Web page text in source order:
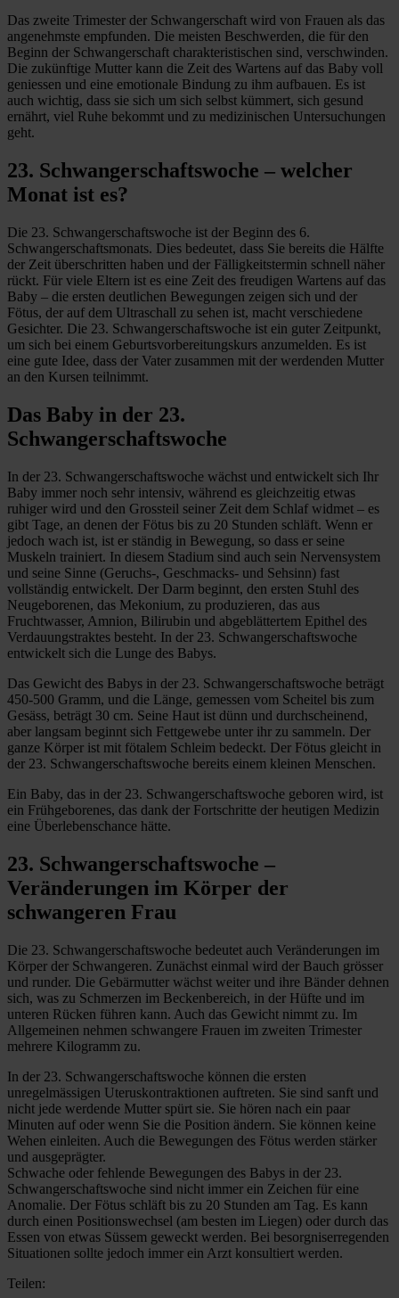
Das zweite Trimester der Schwangerschaft wird von Frauen als das
angenehmste empfunden. Die meisten Beschwerden, die für den
Beginn der Schwangerschaft charakteristischen sind, verschwinden.
Die zukünftige Mutter kann die Zeit des Wartens auf das Baby voll
geniessen und eine emotionale Bindung zu ihm aufbauen. Es ist
auch wichtig, dass sie sich um sich selbst kümmert, sich gesund
ernährt, viel Ruhe bekommt und zu medizinischen Untersuchungen
geht.
23. Schwangerschaftswoche – welcher
Monat ist es?
Die 23. Schwangerschaftswoche ist der Beginn des 6.
Schwangerschaftsmonats. Dies bedeutet, dass Sie bereits die Hälfte
der Zeit überschritten haben und der Fälligkeitstermin schnell näher
rückt. Für viele Eltern ist es eine Zeit des freudigen Wartens auf das
Baby – die ersten deutlichen Bewegungen zeigen sich und der
Fötus, der auf dem Ultraschall zu sehen ist, macht verschiedene
Gesichter. Die 23. Schwangerschaftswoche ist ein guter Zeitpunkt,
um sich bei einem Geburtsvorbereitungskurs anzumelden. Es ist
eine gute Idee, dass der Vater zusammen mit der werdenden Mutter
an den Kursen teilnimmt.
Das Baby in der 23.
Schwangerschaftswoche
In der 23. Schwangerschaftswoche wächst und entwickelt sich Ihr
Baby immer noch sehr intensiv, während es gleichzeitig etwas
ruhiger wird und den Grossteil seiner Zeit dem Schlaf widmet – es
gibt Tage, an denen der Fötus bis zu 20 Stunden schläft. Wenn er
jedoch wach ist, ist er ständig in Bewegung, so dass er seine
Muskeln trainiert. In diesem Stadium sind auch sein Nervensystem
und seine Sinne (Geruchs-, Geschmacks- und Sehsinn) fast
vollständig entwickelt. Der Darm beginnt, den ersten Stuhl des
Neugeborenen, das Mekonium, zu produzieren, das aus
Fruchtwasser, Amnion, Bilirubin und abgeblättertem Epithel des
Verdauungstraktes besteht. In der 23. Schwangerschaftswoche
entwickelt sich die Lunge des Babys.
Das Gewicht des Babys in der 23. Schwangerschaftswoche beträgt
450-500 Gramm, und die Länge, gemessen vom Scheitel bis zum
Gesäss, beträgt 30 cm. Seine Haut ist dünn und durchscheinend,
aber langsam beginnt sich Fettgewebe unter ihr zu sammeln. Der
ganze Körper ist mit fötalem Schleim bedeckt. Der Fötus gleicht in
der 23. Schwangerschaftswoche bereits einem kleinen Menschen.
Ein Baby, das in der 23. Schwangerschaftswoche geboren wird, ist
ein Frühgeborenes, das dank der Fortschritte der heutigen Medizin
eine Überlebenschance hätte.
23. Schwangerschaftswoche –
Veränderungen im Körper der
schwangeren Frau
Die 23. Schwangerschaftswoche bedeutet auch Veränderungen im
Körper der Schwangeren. Zunächst einmal wird der Bauch grösser
und runder. Die Gebärmutter wächst weiter und ihre Bänder dehnen
sich, was zu Schmerzen im Beckenbereich, in der Hüfte und im
unteren Rücken führen kann. Auch das Gewicht nimmt zu. Im
Allgemeinen nehmen schwangere Frauen im zweiten Trimester
mehrere Kilogramm zu.
In der 23. Schwangerschaftswoche können die ersten
unregelmässigen Uteruskontraktionen auftreten. Sie sind sanft und
nicht jede werdende Mutter spürt sie. Sie hören nach ein paar
Minuten auf oder wenn Sie die Position ändern. Sie können keine
Wehen einleiten. Auch die Bewegungen des Fötus werden stärker
und ausgeprägter.
Schwache oder fehlende Bewegungen des Babys in der 23.
Schwangerschaftswoche sind nicht immer ein Zeichen für eine
Anomalie. Der Fötus schläft bis zu 20 Stunden am Tag. Es kann
durch einen Positionswechsel (am besten im Liegen) oder durch das
Essen von etwas Süssem geweckt werden. Bei besorgniserregenden
Situationen sollte jedoch immer ein Arzt konsultiert werden.
Teilen: